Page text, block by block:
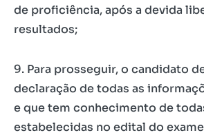
de proficiência, após a devida
resultados;
9. Para prosseguir, o candidato
declaração de todas as
e que tem conhecimento de
estabelecidas no edital do